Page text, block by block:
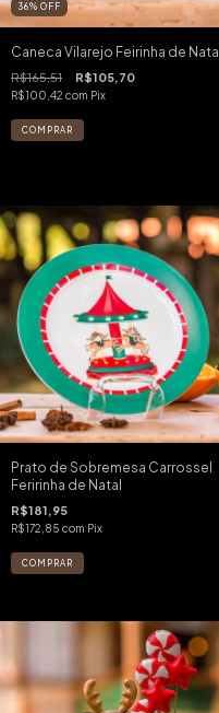
36% OFF
Caneca Vilarejo Feirinha de Natal
R$165,51 R$105,70
R$100,42 com Pix
Prato de Sobremesa Carrossel
Feririnha de Natal
R$181,95
R$172,85 com Pix